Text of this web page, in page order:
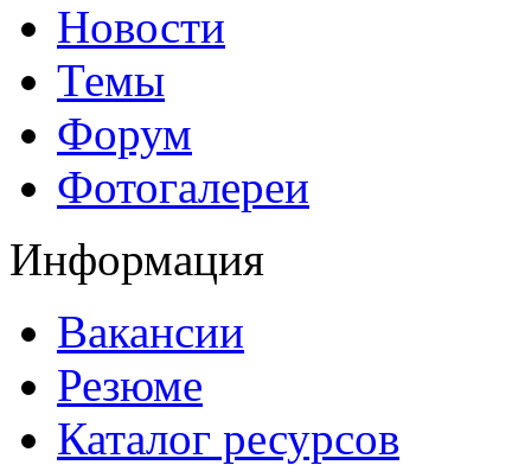
Новости
Темы
Форум
Фотогалереи
Информация
Вакансии
Резюме
Каталог ресурсов